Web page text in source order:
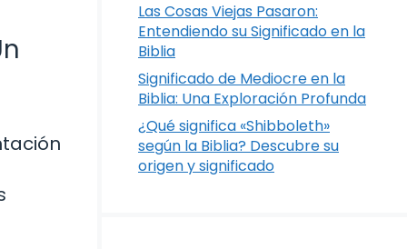
Las Cosas Viejas Pasaron:
Entendiendo su Significado en la
Biblia
Significado de Mediocre en la
Biblia: Una Exploración Profunda
¿Qué significa «Shibboleth»
según la Biblia? Descubre su
origen y significado